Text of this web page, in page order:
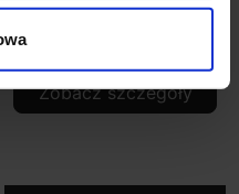
121,83 zł
Zobacz szczegóły